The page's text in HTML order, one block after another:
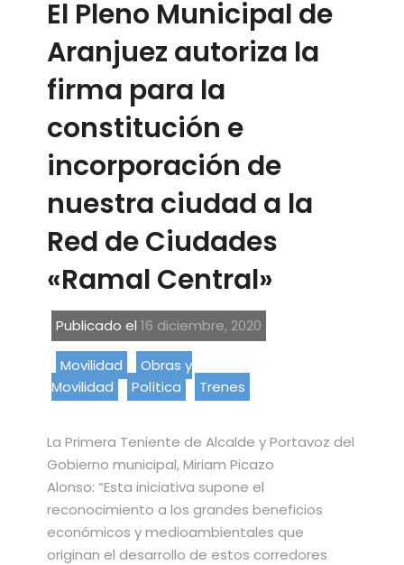
El Pleno Municipal de
Aranjuez autoriza la
firma para la
constitución e
incorporación de
nuestra ciudad a la
Red de Ciudades
«Ramal Central»
Publicado el16 diciembre, 2020
Movilidad
Obras y
Movilidad
Política Trenes
La Primera Teniente de Alcalde y Portavoz del
Gobierno municipal, Miriam Picazo
Alonso: “Esta iniciativa supone el
reconocimiento a los grandes beneficios
económicos y medioambientales que
originan el desarrollo de estos corredores